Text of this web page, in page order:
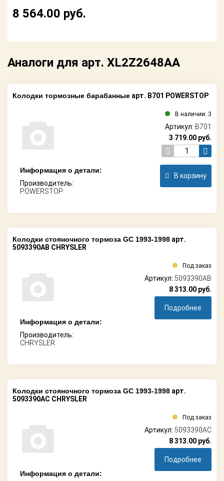
8 564.00 руб.
Аналоги для арт. XL2Z2648AA
Колодки стояночного тормоза GC 1993-1998 арт.
5093390AB CHRYSLER
Информация о детали:
Производитель:
CHRYSLER
Под заказ
Артикул: 5093390AB
8 313.00 руб.
Подробнее
Колодки стояночного тормоза GC 1993-1998 арт.
5093390AC CHRYSLER
Информация о детали:
Под заказ
Артикул: 5093390AC
8 313.00 руб.
Подробнее
Колодки тормозные барабанные арт. B701 POWERSTOP
Информация о детали:
Производитель:
POWERSTOP
В наличии: 3
Артикул: B701
3 719.00 руб.
В корзину